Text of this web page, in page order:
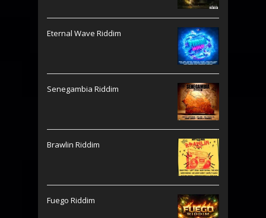
Eternal Wave Riddim
Senegambia Riddim
Brawlin Riddim
Fuego Riddim